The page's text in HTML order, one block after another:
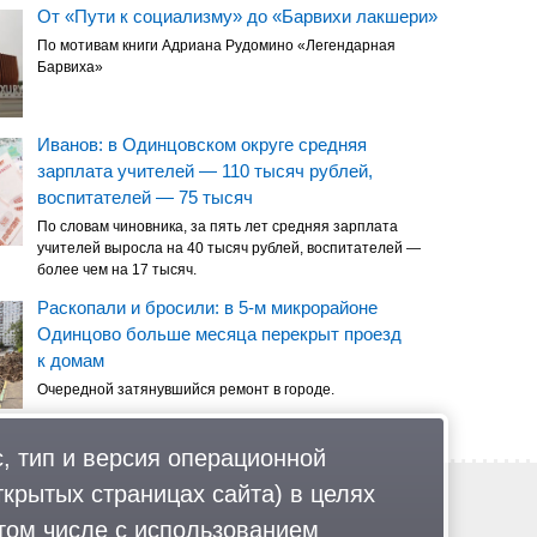
От «Пути к социализму» до «Барвихи лакшери»
По мотивам книги Адриана Рудомино «Легендарная
Барвиха»
Иванов: в Одинцовском округе средняя
зарплата учителей — 110 тысяч рублей,
воспитателей — 75 тысяч
По словам чиновника, за пять лет средняя зарплата
учителей выросла на 40 тысяч рублей, воспитателей —
более чем на 17 тысяч.
Раскопали и бросили: в 5-м микрорайоне
Одинцово больше месяца перекрыт проезд
к домам
Очередной затянувшийся ремонт в городе.
Обратная связь
Политика обработки персональных данных
тип и версия операционной
страницах сайта) в целях
числе с использованием